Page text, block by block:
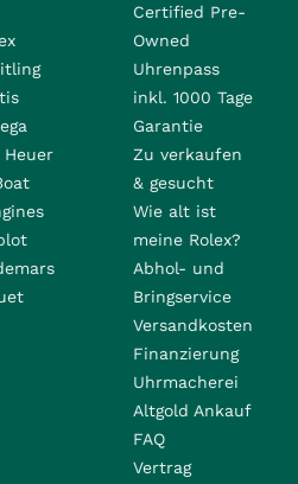
Heuer
Certified Pre-
Owned
Uhrenpass
inkl. 1000 Tage
Garantie
Zu verkaufen
& gesucht
Wie alt ist
meine Rolex?
Abhol- und
Bringservice
Versandkosten
Finanzierung
Uhrmacherei
Altgold Ankauf
FAQ
Vertrag